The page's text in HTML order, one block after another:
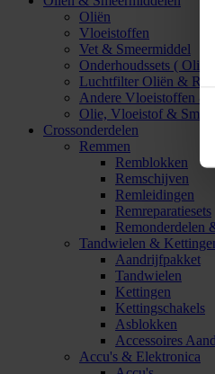
Oliën
Vloeistoffen
Vet & Smeermiddel
Onderhoudssets ( Olie
Luchtfilter Oliën &
Andere Vloeistoffen &
Olie, Vloeistof &
Crossonderdelen
Remmen
Remblokken
Remschijven
Remleidingen
Remreparatiesets
Remonderdelen
Tandwielen &
Aandrijfpakket
Tandwielen
Kettingen
Kettingschakels
Asblokken
Accessoires
Accu's & Elektronica